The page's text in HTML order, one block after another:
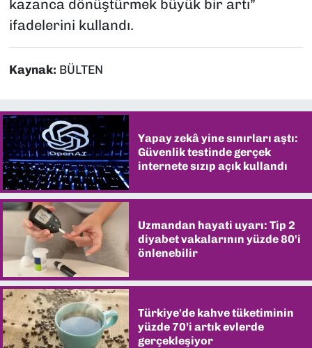
kazanca dönüştürmek büyük bir artı”
ifadelerini kullandı.
Kaynak: BÜLTEN
Yapay zekâ yine sınırları aştı:
Güvenlik testinde gerçek
internete sızıp açık kullandı
Uzmandan hayati uyarı: Tip 2
diyabet vakalarının yüzde 80'i
önlenebilir
Türkiye'de kahve tüketiminin
yüzde 70’i artık evlerde
gerçekleşiyor